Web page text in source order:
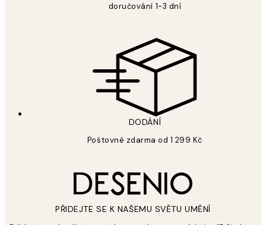
doručování 1-3 dní
DODÁNÍ
Poštovné zdarma od 1 299 Kč
PŘIDEJTE SE K NAŠEMU SVĚTU UMĚNÍ